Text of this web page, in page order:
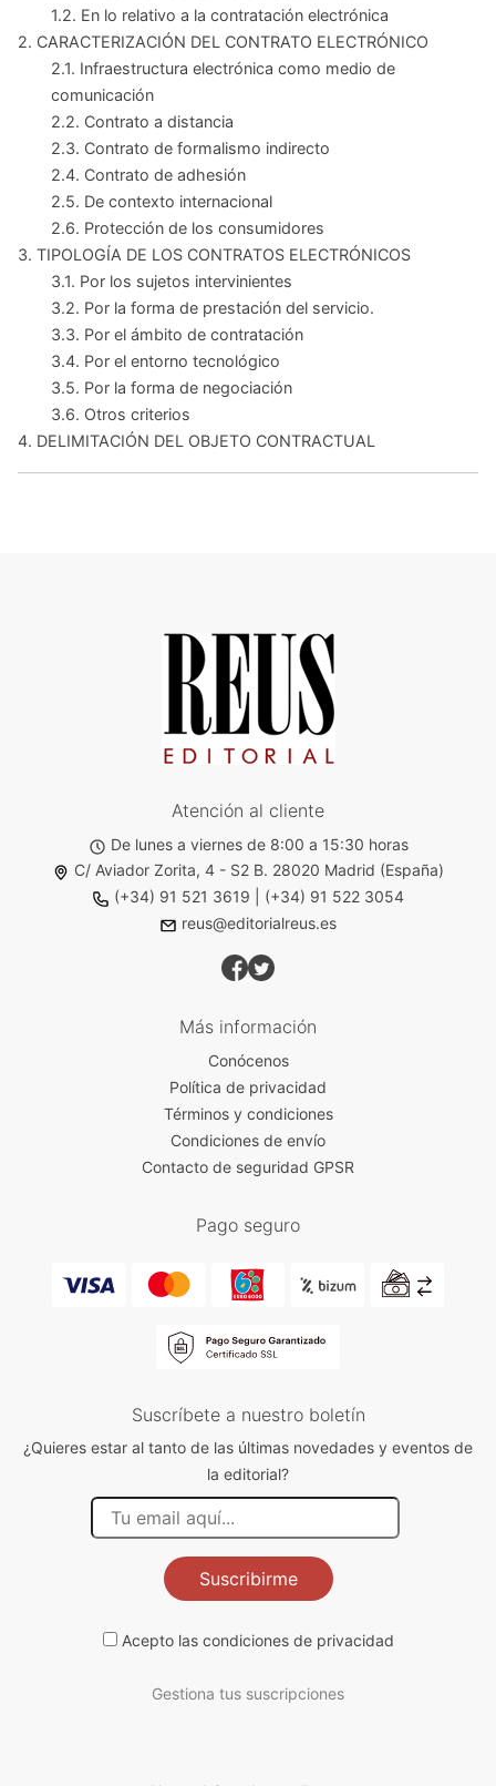
1.2. En lo relativo a la contratación electrónica
2. CARACTERIZACIÓN DEL CONTRATO ELECTRÓNICO
2.1. Infraestructura electrónica como medio de
comunicación
2.2. Contrato a distancia
2.3. Contrato de formalismo indirecto
2.4. Contrato de adhesión
2.5. De contexto internacional
2.6. Protección de los consumidores
3. TIPOLOGÍA DE LOS CONTRATOS ELECTRÓNICOS
3.1. Por los sujetos intervinientes
3.2. Por la forma de prestación del servicio.
3.3. Por el ámbito de contratación
3.4. Por el entorno tecnológico
3.5. Por la forma de negociación
3.6. Otros criterios
4. DELIMITACIÓN DEL OBJETO CONTRACTUAL
Atención al cliente
De lunes a viernes de 8:00 a 15:30 horas
C/ Aviador Zorita, 4 - S2 B. 28020 Madrid (España)
(+34) 91 521 3619
(+34) 91 522 3054
reus@editorialreus.es
Más información
Conócenos
Política de privacidad
Términos y condiciones
Condiciones de envío
Contacto de seguridad GPSR
Pago seguro
Suscríbete a nuestro boletín
¿Quieres estar al tanto de las últimas novedades y eventos de
la editorial?
Suscribirme
Acepto las condiciones de privacidad
Gestiona tus suscripciones